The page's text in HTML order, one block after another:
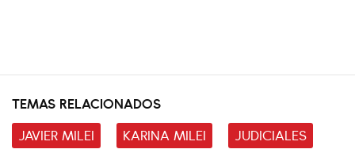
TEMAS RELACIONADOS
JAVIER MILEI
KARINA MILEI JUDICIALES